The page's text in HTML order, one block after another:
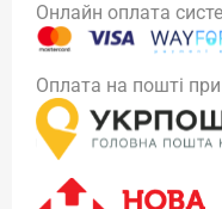
Онлайн оплата
Оплата на пошті